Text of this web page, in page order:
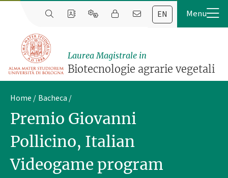
EN
Laurea Magistrale in
Biotecnologie agrarie vegetali
Home Bacheca
Premio Giovanni
Pollicino, Italian
Videogame program